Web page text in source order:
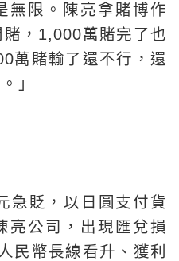
無限。陳亮拿賭博作
，1,000萬賭完了也
萬賭輸了還不行，還
」
急貶，以日圓支付貨
亮公司，出現匯兌損
民幣長線看升、獲利